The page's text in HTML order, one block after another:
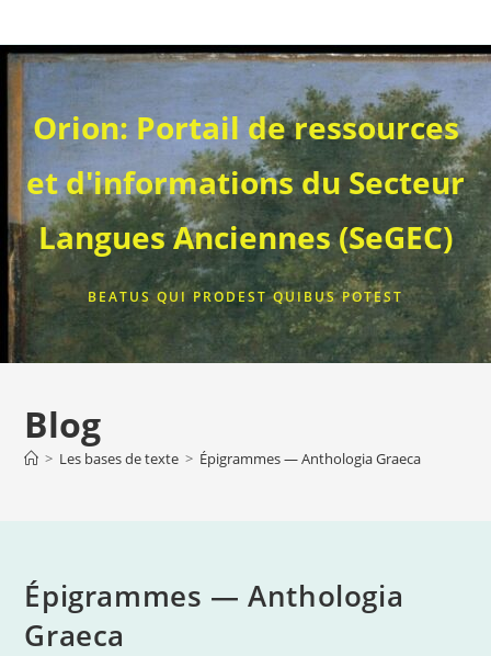
to
content
Orion: Portail de ressources
et d'informations du Secteur
Langues Anciennes (SeGEC)
BEATUS QUI PRODEST QUIBUS POTEST
Blog
> Les bases de texte > Épigrammes — Anthologia Graeca
Épigrammes — Anthologia
Graeca